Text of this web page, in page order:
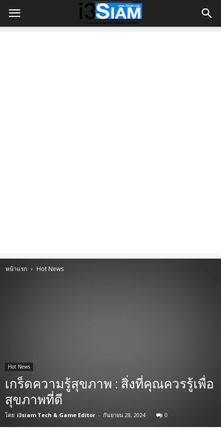
หน้าแรก Hot News
Hot News
เกร็ดความรู้สุขภาพ : สิ่งที่คุณควรรู้เพื่อ
สุขภาพที่ดี
โดย i3siam Tech & Game Editor - กันยายน 28, 2024 0